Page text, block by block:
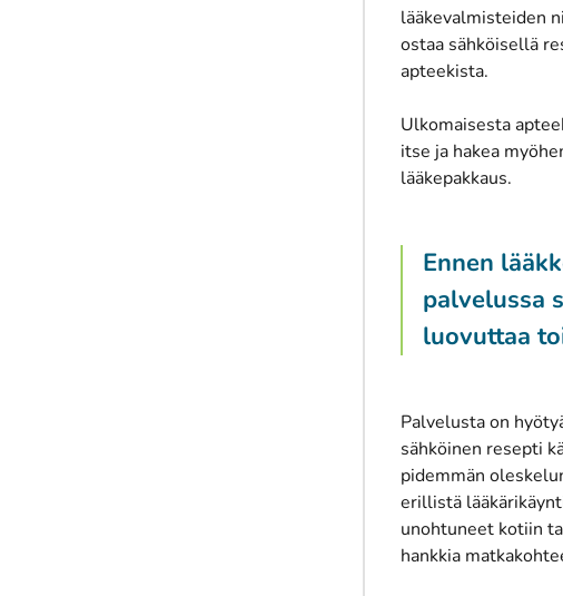
lääkevalmisteiden
ostaa sähköisellä
apteekista.
Ulkomaisesta
itse ja hakea
lääkepakkaus.
Ennen
palvelussa
luovuttaa
Palvelusta on
sähköinen resepti
pidemmän
erillistä
unohtuneet kotiin
hankkia